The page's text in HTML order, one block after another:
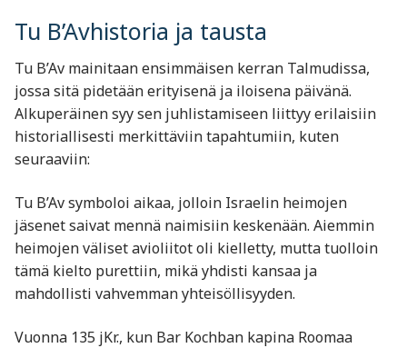
Tu B’Avhistoria ja tausta
Tu B’Av mainitaan ensimmäisen kerran Talmudissa,
jossa sitä pidetään erityisenä ja iloisena päivänä.
Alkuperäinen syy sen juhlistamiseen liittyy erilaisiin
historiallisesti merkittäviin tapahtumiin, kuten
seuraaviin:
Tu B’Av symboloi aikaa, jolloin Israelin heimojen
jäsenet saivat mennä naimisiin keskenään. Aiemmin
heimojen väliset avioliitot oli kielletty, mutta tuolloin
tämä kielto purettiin, mikä yhdisti kansaa ja
mahdollisti vahvemman yhteisöllisyyden.
Vuonna 135 jKr., kun Bar Kochban kapina Roomaa